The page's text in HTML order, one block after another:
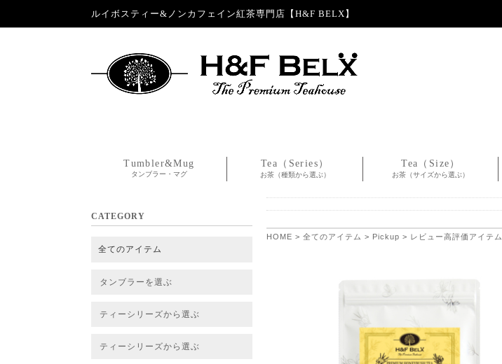
ルイボスティー&ノンカフェイン紅茶専門店【H&F BELX】
Tumbler&Mug
タンブラー・マグ
Tea（Series）
お茶（種類から選ぶ）
Tea（Size）
お茶（サイズから選ぶ）
CATEGORY
全てのアイテム
タンブラーを選ぶ
ティーシリーズから選ぶ
ティーシリーズから選ぶ
HOME > 全てのアイテム > Pickup > レビュー高評価アイテム